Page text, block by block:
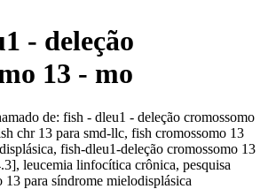
- deleção
13 - mo
de: fish - dleu1 - deleção cromossomo
chr 13 para smd-llc, fish cromossomo 13
fish-dleu1-deleção cromossomo 13
leucemia linfocítica crônica, pesquisa
13 para síndrome mielodisplásica